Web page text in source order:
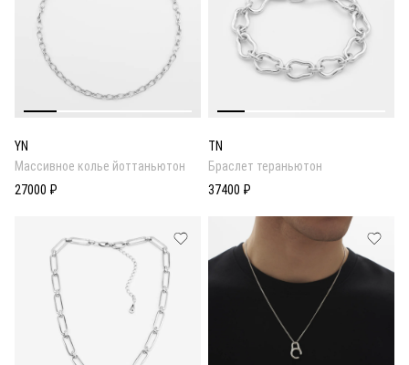
YN
Массивное колье йоттаньютон
27000 ₽
TN
Браслет тераньютон
37400 ₽